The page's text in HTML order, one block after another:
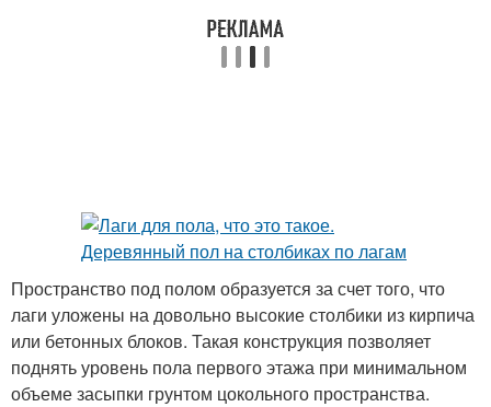
Пространство под полом образуется за счет того, что
лаги уложены на довольно высокие столбики из кирпича
или бетонных блоков. Такая конструкция позволяет
поднять уровень пола первого этажа при минимальном
объеме засыпки грунтом цокольного пространства.